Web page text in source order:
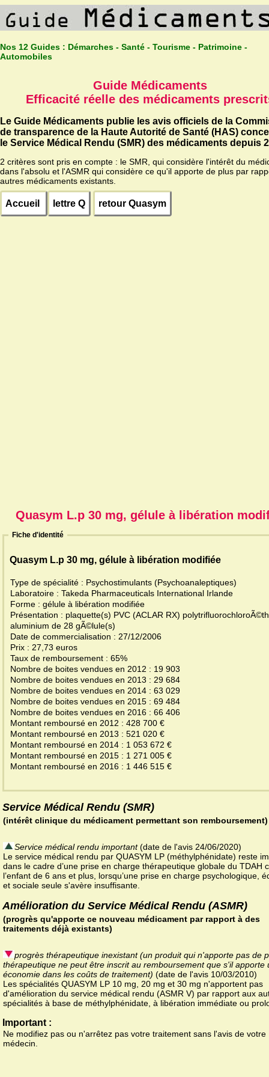
Nos 12 Guides : Démarches - Santé - Tourisme - Patrimoine -
Automobiles
Guide Médicaments
Efficacité réelle des médicaments
Le Guide Médicaments publie les avis officiels de la
de transparence de la Haute Autorité de Santé (HAS)
le Service Médical Rendu (SMR) des médicaments depuis
2 critères sont pris en compte : le SMR, qui considère l'intérêt du
dans l'absolu et l'ASMR qui considère ce qu'il apporte de plus par
autres médicaments existants.
Accueil lettre Q retour Quasym
Quasym L.p 30 mg, gélule à libération
Fiche d'identité
Quasym L.p 30 mg, gélule à libération modifiée
Type de spécialité : Psychostimulants (Psychoanaleptiques)
Laboratoire : Takeda Pharmaceuticals International Irlande
Forme : gélule à libération modifiée
Présentation : plaquette(s) PVC (ACLAR RX)
aluminium de 28 gÃ©lule(s)
Date de commercialisation : 27/12/2006
Prix : 27,73 euros
Taux de remboursement : 65%
Nombre de boites vendues en 2012 : 19 903
Nombre de boites vendues en 2013 : 29 684
Nombre de boites vendues en 2014 : 63 029
Nombre de boites vendues en 2015 : 69 484
Nombre de boites vendues en 2016 : 66 406
Montant remboursé en 2012 : 428 700 €
Montant remboursé en 2013 : 521 020 €
Montant remboursé en 2014 : 1 053 672 €
Montant remboursé en 2015 : 1 271 005 €
Montant remboursé en 2016 : 1 446 515 €
Service Médical Rendu (SMR)
(intérêt clinique du médicament permettant son remboursement)
Service médical rendu important(date de l'avis 24/06/2020)
Le service médical rendu par QUASYM LP (méthylphénidate) reste
dans le cadre d’une prise en charge thérapeutique globale du TDAH
l’enfant de 6 ans et plus, lorsqu’une prise en charge psychologique,
et sociale seule s'avère insuffisante.
Amélioration du Service Médical Rendu (ASMR)
(progrès qu'apporte ce nouveau médicament par rapport à des
traitements déjà existants)
progrès thérapeutique inexistant (un produit qui n'apporte pas de
thérapeutique ne peut être inscrit au remboursement que s'il apporte
économie dans les coûts de traitement) (date de l'avis 10/03/2010)
Les spécialités QUASYM LP 10 mg, 20 mg et 30 mg n'apportent pas
d'amélioration du service médical rendu (ASMR V) par rapport aux
spécialités à base de méthylphénidate, à libération immédiate ou
Important :
Ne modifiez pas ou n'arrêtez pas votre traitement sans l'avis de votre
médecin.